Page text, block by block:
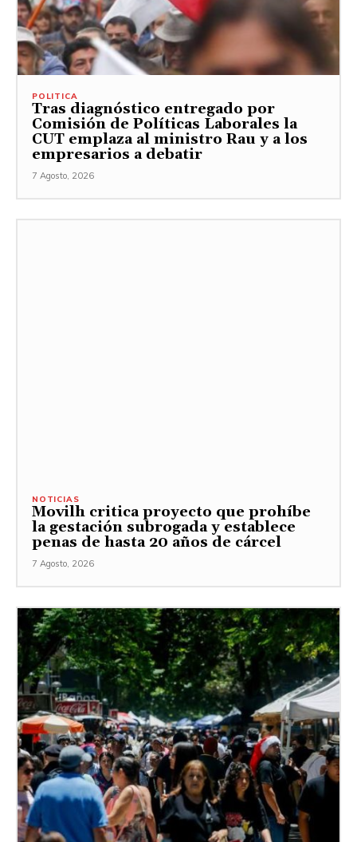
POLITICA
Tras diagnóstico entregado por
Comisión de Políticas Laborales la
CUT emplaza al ministro Rau y a los
empresarios a debatir
7 Agosto, 2026
NOTICIAS
Movilh critica proyecto que prohíbe
la gestación subrogada y establece
penas de hasta 20 años de cárcel
7 Agosto, 2026